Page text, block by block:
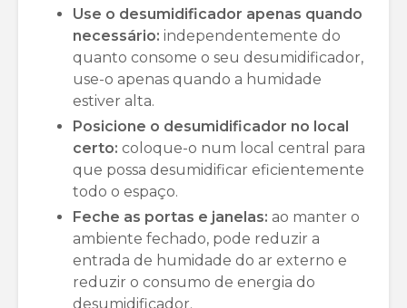
Use o desumidificador apenas quando
necessário: independentemente do
quanto consome o seu desumidificador,
use-o apenas quando a humidade
estiver alta.
Posicione o desumidificador no local
certo: coloque-o num local central para
que possa desumidificar eficientemente
todo o espaço.
Feche as portas e janelas: ao manter o
ambiente fechado, pode reduzir a
entrada de humidade do ar externo e
reduzir o consumo de energia do
desumidificador.